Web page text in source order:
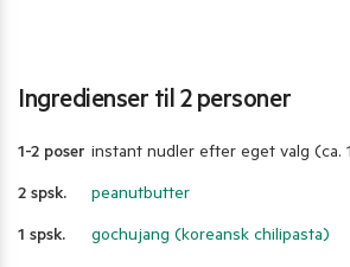
Ingredienser til 2 personer
1-2 poser instant nudler efter eget valg (ca.
2 spsk. peanutbutter
1 spsk. gochujang (koreansk chilipasta)